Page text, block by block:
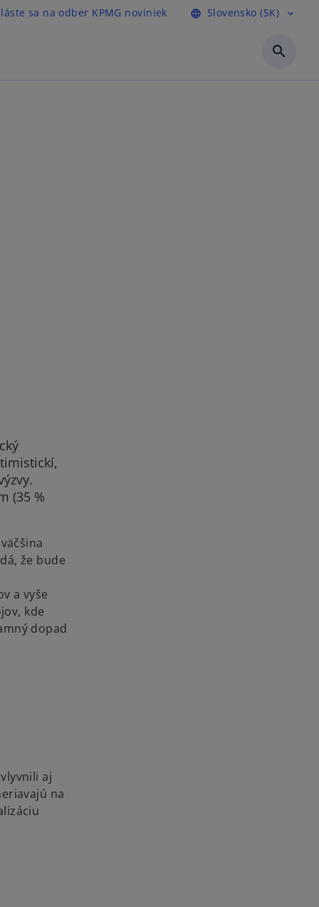
sa na odber KPMG noviniek language Slovensko (SK) expand_more
search
(35 %
že bude
a vyše
kde
dopad
aj
na